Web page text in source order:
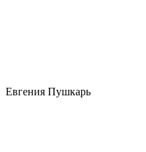
Евгения Пушкарь